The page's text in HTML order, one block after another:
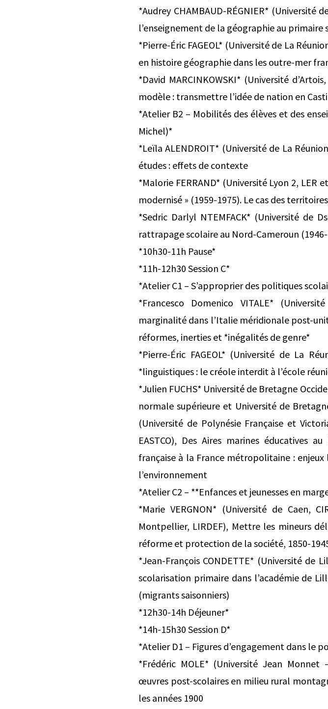
*Audrey CHAMBAUD-RÉGNIER* (Université
l’enseignement de la géographie au primaire
*Pierre-Éric FAGEOL* (Université de La
en histoire géographie dans les outre-mer
*David MARCINKOWSKI* (Université
modèle : transmettre l’idée de nation en
*Atelier B2 – Mobilités des élèves et des
Michel)*
*Leïla ALENDROIT* (Université de La
études : effets de contexte
*Malorie FERRAND* (Université Lyon 2, LER
modernisé » (1959-1975). Le cas des
*Sedric Darlyl NTEMFACK* (Université de
rattrapage scolaire au Nord-Cameroun
*10h30-11h Pause*
*11h-12h30 Session C*
*Atelier C1 – S’approprier des politiques
*Francesco Domenico VITALE*
marginalité dans l’Italie méridionale post-
réformes, inerties et *inégalités de genre*
*Pierre-Éric FAGEOL* (Université de La
*linguistiques : le créole interdit à l’école
*Julien FUCHS* Université de Bretagne
normale supérieure et Université de
(Université de Polynésie Française et
EASTCO), Des Aires marines éducatives
française à la France métropolitaine :
l’environnement
*Atelier C2 – **Enfances et jeunesses en
*Marie VERGNON* (Université de Caen,
Montpellier, LIRDEF), Mettre les mineurs
réforme et protection de la société, 1850-
*Jean-François CONDETTE* (Université de
scolarisation primaire dans l’académie de
(migrants saisonniers)
*12h30-14h Déjeuner*
*14h-15h30 Session D*
*Atelier D1 – Figures d’engagement dans le
*Frédéric MOLE* (Université Jean Monnet
œuvres post-scolaires en milieu rural
les années 1900